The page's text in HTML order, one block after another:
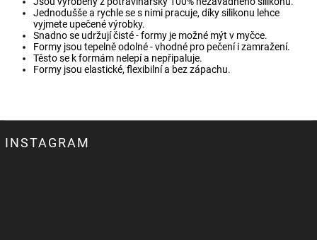
Jednodušše a rychle se s nimi pracuje, díky silikonu lehce
vyjmete upečené výrobky.
Snadno se udržují čisté - formy je možné mýt v myčce.
Formy jsou tepelně odolné - vhodné pro pečení i zamražení.
Těsto se k formám nelepí a nepřipaluje.
Formy jsou elastické, flexibilní a bez zápachu.
INSTAGRAM